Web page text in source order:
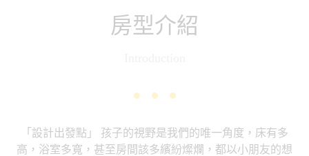
房型介紹
「設計出發點」 孩子的視野是我們的唯一角度，床有多
高，浴室多寬，甚至房間該多繽紛燦爛，都以小朋友的想